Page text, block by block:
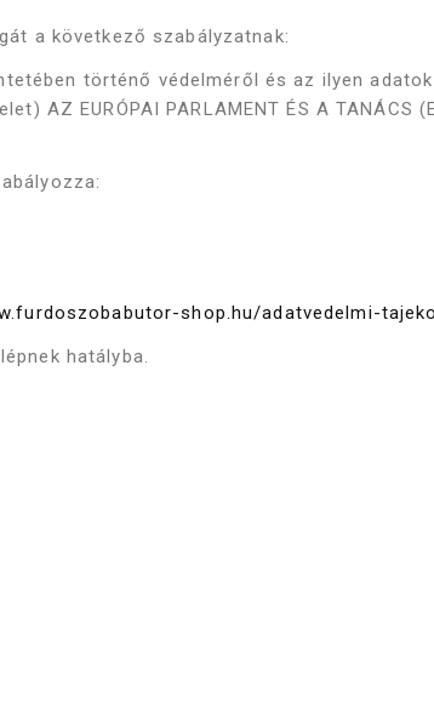
a következő szabályzatnak:
történő védelméről és az ilyen
EURÓPAI PARLAMENT ÉS A TANÁCS
shop.hu/adatvedelmi-
hatályba.